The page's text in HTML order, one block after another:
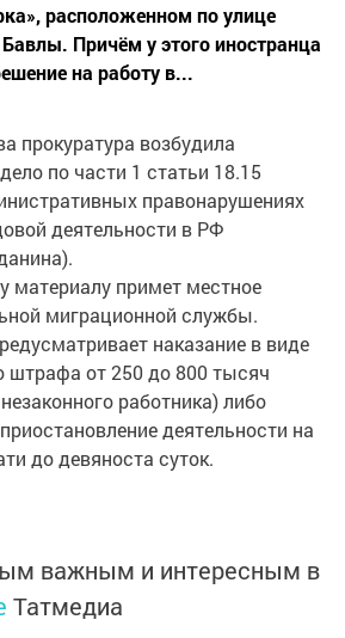
расположенном по улице
Причём у этого иностранца
на работу в...
прокуратура возбудила
по части 1 статьи 18.15
правонарушениях
деятельности в РФ
материалу примет местное
миграционной службы.
наказание в виде
штрафа от 250 до 800 тысяч
работника) либо
деятельности на
до девяноста суток.
важным и интересным в
Татмедиа